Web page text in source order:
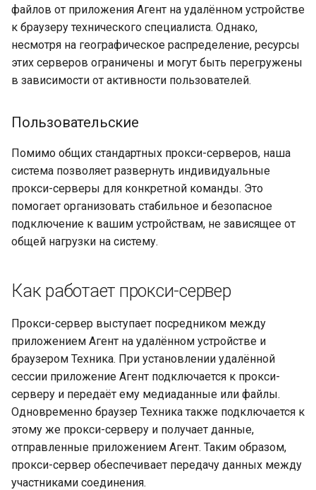
Быстрая поддержка
файлов от приложения Агент на удалённом устройстве
к браузеру технического специалиста. Однако,
несмотря на географическое распределение, ресурсы
этих серверов ограничены и могут быть перегружены
в зависимости от активности пользователей.
Пользовательские
Помимо общих стандартных прокси-серверов, наша
система позволяет развернуть индивидуальные
прокси-серверы для конкретной команды. Это
помогает организовать стабильное и безопасное
подключение к вашим устройствам, не зависящее от
общей нагрузки на систему.
Как работает прокси-сервер
Прокси-сервер выступает посредником между
приложением Агент на удалённом устройстве и
браузером Техника. При установлении удалённой
сессии приложение Агент подключается к прокси-
серверу и передаёт ему медиаданные или файлы.
Одновременно браузер Техника также подключается к
этому же прокси-серверу и получает данные,
отправленные приложением Агент. Таким образом,
прокси-сервер обеспечивает передачу данных между
участниками соединения.